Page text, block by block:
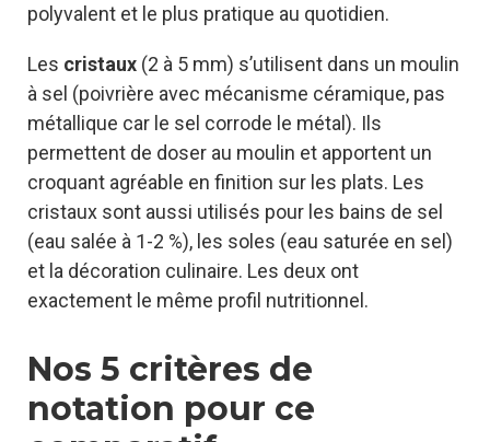
polyvalent et le plus pratique au quotidien.
Les cristaux (2 à 5 mm) s’utilisent dans un moulin
à sel (poivrière avec mécanisme céramique, pas
métallique car le sel corrode le métal). Ils
permettent de doser au moulin et apportent un
croquant agréable en finition sur les plats. Les
cristaux sont aussi utilisés pour les bains de sel
(eau salée à 1-2 %), les soles (eau saturée en sel)
et la décoration culinaire. Les deux ont
exactement le même profil nutritionnel.
Nos 5 critères de
notation pour ce